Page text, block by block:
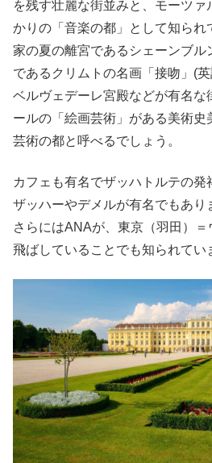
を残す壮麗な街並みと、モーツ
かりの「音楽の都」として知られ
家の夏の離宮であるシェーンブル
であるクリムトの名画「接吻」(
ベルヴェデーレ宮殿などが有名な
ールの「絵画芸術」がある美術史
芸術の都と呼べるでしょう。
カフェも有名でザッハトルテの
ザッハーやデメルが有名でもあり
さらにはANAが、東京（羽田）
飛ばしていることでも知られてい